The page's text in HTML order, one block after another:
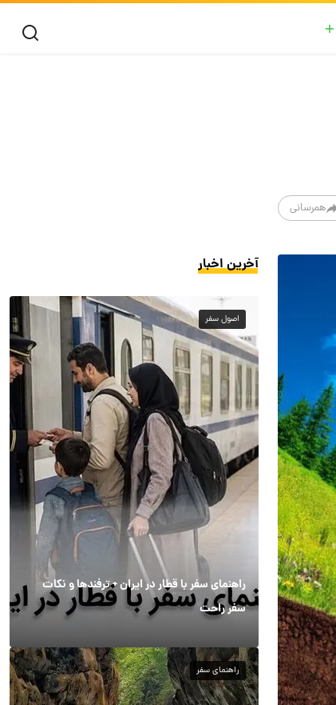
همرسانی
آخرین اخبار
اصول سفر
راهنمای سفر با قطار در ایران + ترفندها و نکات
سفر راحت
راهنمای سفر